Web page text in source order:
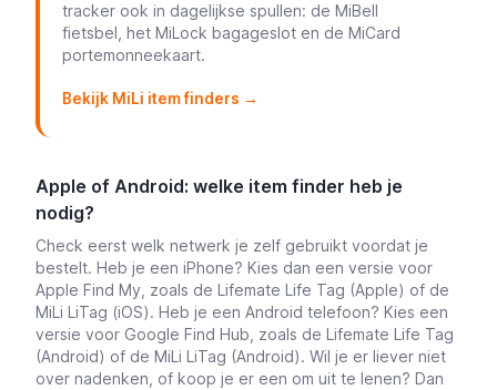
tracker ook in dagelijkse spullen: de MiBell
fietsbel, het MiLock bagageslot en de MiCard
portemonneekaart.
Bekijk MiLi item finders →
Apple of Android: welke item finder heb je
nodig?
Check eerst welk netwerk je zelf gebruikt voordat je
bestelt. Heb je een iPhone? Kies dan een versie voor
Apple Find My, zoals de Lifemate Life Tag (Apple) of de
MiLi LiTag (iOS). Heb je een Android telefoon? Kies een
versie voor Google Find Hub, zoals de Lifemate Life Tag
(Android) of de MiLi LiTag (Android). Wil je er liever niet
over nadenken, of koop je er een om uit te lenen? Dan